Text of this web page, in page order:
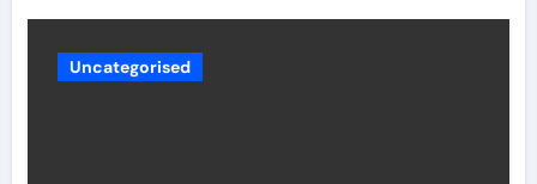
Uncategorised